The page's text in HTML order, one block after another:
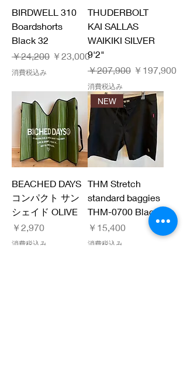
BIRDWELL 310
Boardshorts
Black 32
通常価格
￥24,200 セール価格
￥23,000
消費税込み
THUDERBOLT
KAI SALLAS
WAIKIKI SILVER
9'2"
通常価格
￥207,900 セール価格
￥197,900
消費税込み
BEACHED DAYS
コンパクト サン
シェイド OLIVE
価格
￥2,970
消費税込み
NEW
THM Stretch
standard baggies
THM-0700 Black
価格
￥15,400
消費税込み